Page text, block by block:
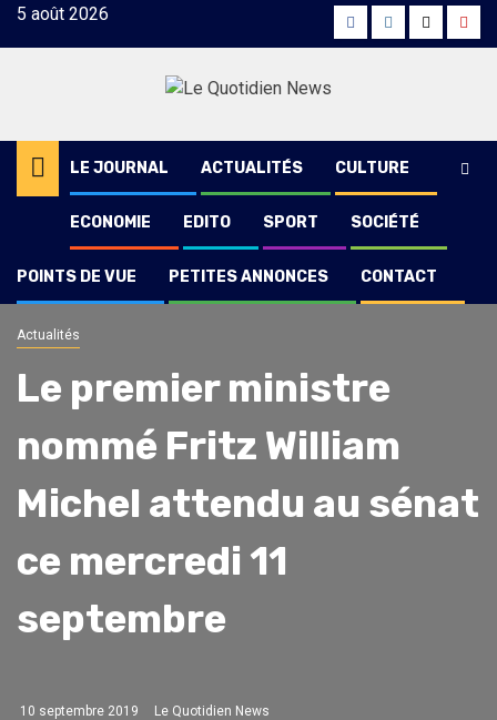
Skip5 août 2026 FacebookInstagram
Twitter
LE JOURNAL ACTUALITÉS CULTURE
ECONOMIE EDITO SPORT SOCIÉTÉ
POINTS DE VUE PETITES ANNONCES CONTACT
Actualités
Le premier ministre
nommé Fritz William
Michel attendu au sénat
ce mercredi 11
septembre
10 septembre 2019 Le Quotidien News